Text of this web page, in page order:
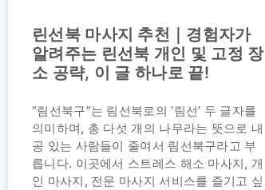
린선북 마사지 추천｜경험자가
알려주는 린선북 개인 및 고정 장
소 공략, 이 글 하나로 끝!
“림선북구”는 림선북로의 ‘림선’ 두 글자를
의미하며, 총 다섯 개의 나무라는 뜻으로 내
공 있는 사람들이 줄여서 림선북구라고 부
릅니다. 이곳에서 스트레스 해소 마사지, 개
인 마사지, 전문 마사지 서비스를 즐기고 싶